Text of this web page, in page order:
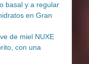
basal y a regular
en Gran
de miel NUXE
con una